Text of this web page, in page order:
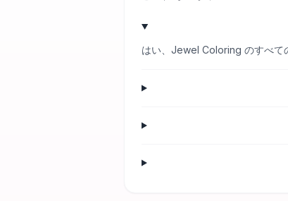
はい、Jewel Coloring のすべて